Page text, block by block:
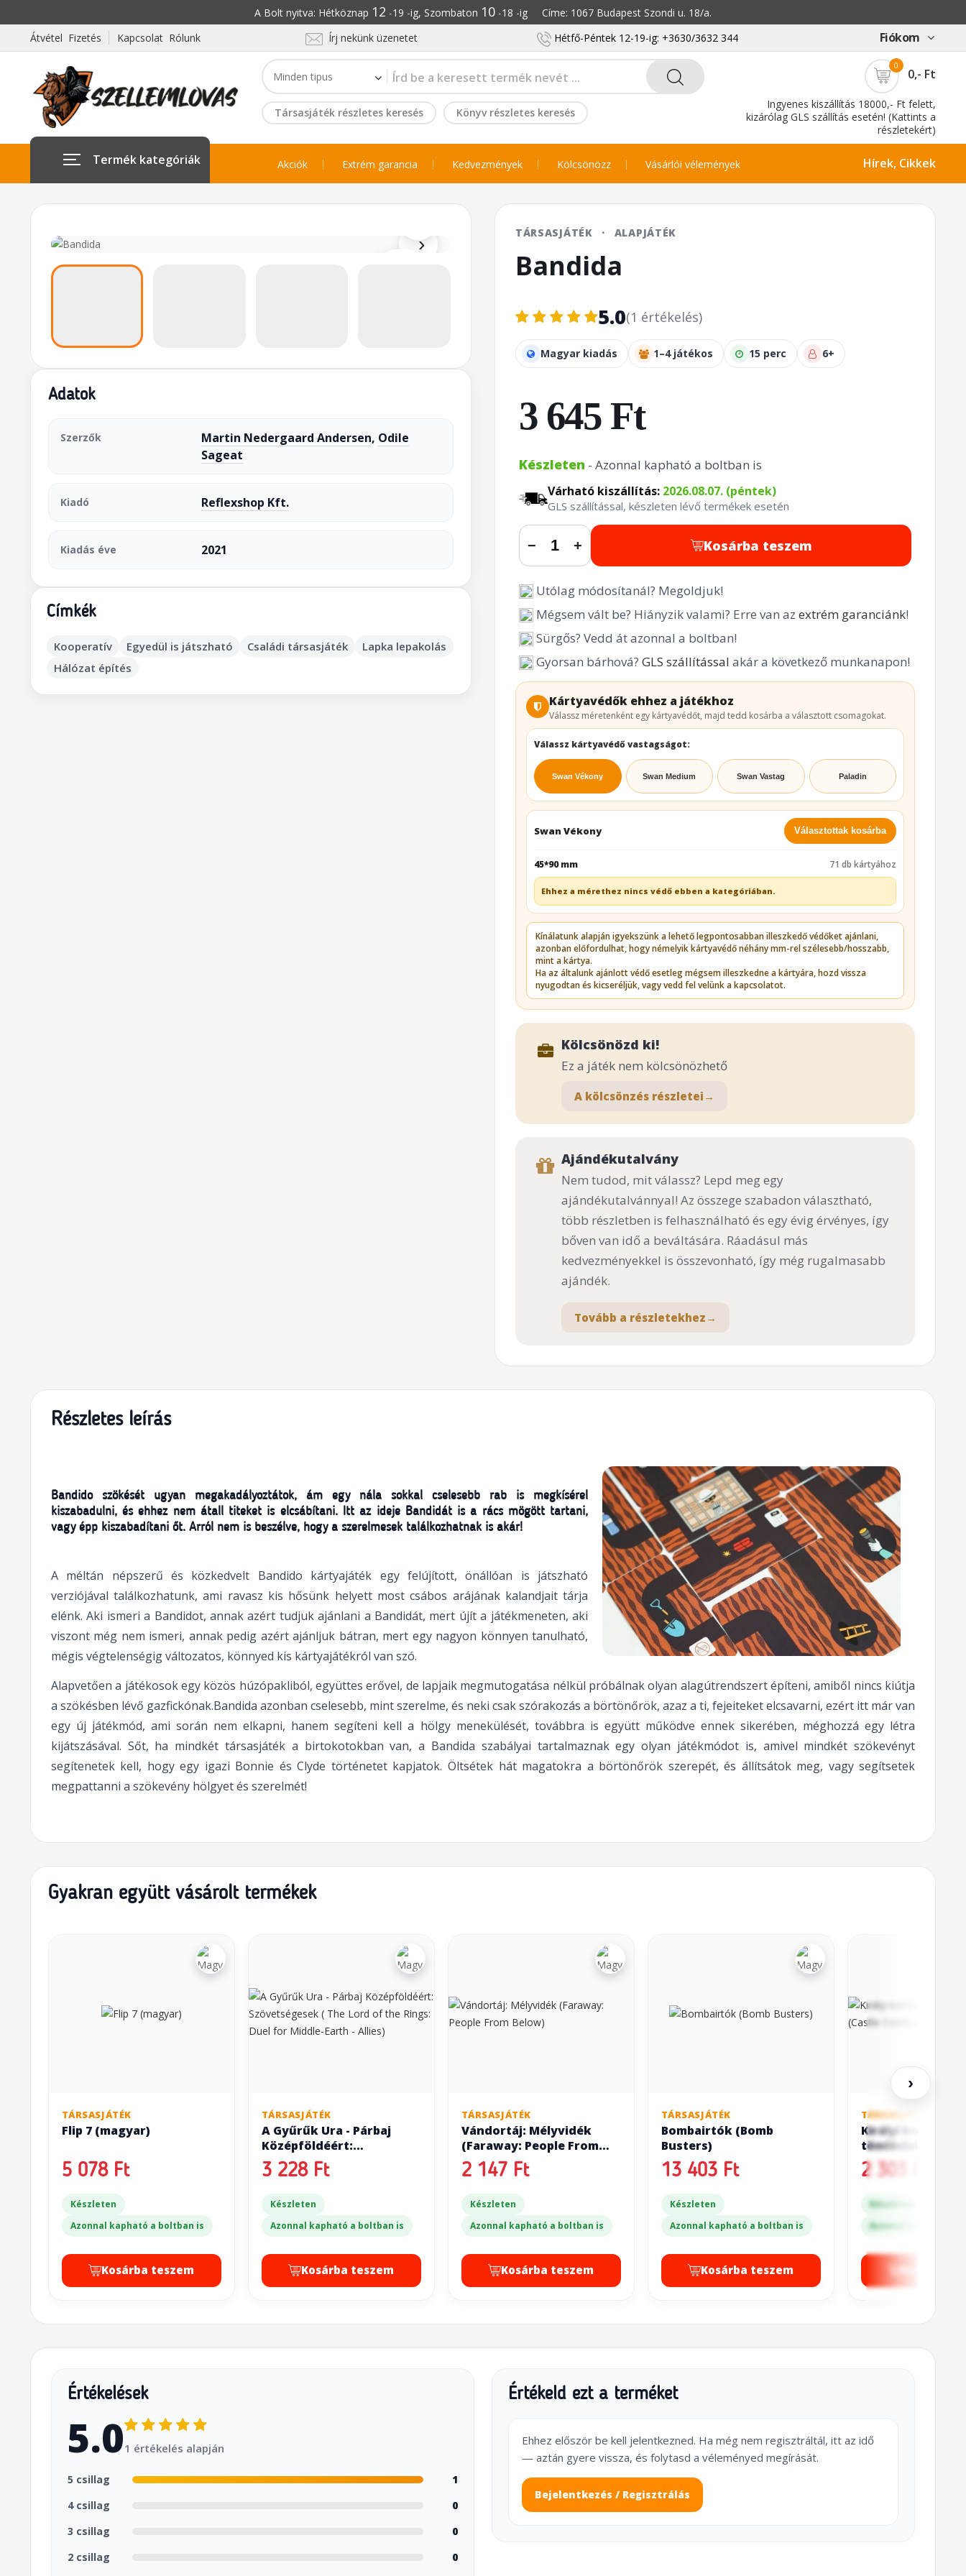
A Bolt nyitva: Hétköznap 12 -19 -ig, Szombaton 10-18 -ig Címe: 1067 Budapest Szondi u. 18/a.
Átvétel Fizetés
Kapcsolat Rólunk Írj nekünk üzenetet Hétfő-Péntek 12-19-ig: +3630/3632 344 Fiókom
Társasjáték részletes keresés Könyv részletes keresés
0
0,- Ft
Ingyenes kiszállítás 18000,- Ft felett,
kizárólag GLS szállítás esetén! (Kattints a
részletekért)
Termék kategóriák Akciók Extrém garancia Kedvezmények Kölcsönözz Vásárlói vélemények Hírek, Cikkek
›
Adatok
Szerzők Martin Nedergaard Andersen, Odile
Sageat
Kiadó Reflexshop Kft.
Kiadás éve 2021
Címkék
Kooperatív Egyedül is játszható Családi társasjáték
Lapka lepakolás
Hálózat építés
TÁRSASJÁTÉK · ALAPJÁTÉK
Bandida
5.0(1 értékelés)
Magyar kiadás 1–4 játékos 15 perc 6+
3 645 Ft
Készleten - Azonnal kapható a boltban is
Várható kiszállítás: 2026.08.07. (péntek)
GLS szállítással, készleten lévő termékek esetén
− + Kosárba teszem
Utólag módosítanál? Megoldjuk!
Mégsem vált be? Hiányzik valami? Erre van az extrém garanciánk!
Sürgős? Vedd át azonnal a boltban!
Gyorsan bárhová? GLS szállítással akár a következő munkanapon!
Kártyavédők ehhez a játékhoz
Válassz méretenként egy kártyavédőt, majd tedd kosárba a választott csomagokat.
Válassz kártyavédő vastagságot:
Swan Vékony Swan Medium Swan Vastag Paladin
Swan Vékony Választottak kosárba
45*90 mm 71 db kártyához
Ehhez a mérethez nincs védő ebben a kategóriában.
Kínálatunk alapján igyekszünk a lehető legpontosabban illeszkedő védőket ajánlani,
azonban előfordulhat, hogy némelyik kártyavédő néhány mm-rel szélesebb/hosszabb,
mint a kártya.
Ha az általunk ajánlott védő esetleg mégsem illeszkedne a kártyára, hozd vissza
nyugodtan és kicseréljük, vagy vedd fel velünk a kapcsolatot.
Kölcsönözd ki!
Ez a játék nem kölcsönözhető
A kölcsönzés részletei →
Ajándékutalvány
Nem tudod, mit válassz? Lepd meg egy
ajándékutalvánnyal! Az összege szabadon választható,
több részletben is felhasználható és egy évig érvényes, így
bőven van idő a beváltására. Ráadásul más
kedvezményekkel is összevonható, így még rugalmasabb
ajándék.
Tovább a részletekhez →
Részletes leírás
Bandido szökését ugyan megakadályoztátok, ám egy nála sokkal cselesebb rab is megkísérel
kiszabadulni, és ehhez nem átall titeket is elcsábítani. Itt az ideje Bandidát is a rács mögött tartani,
vagy épp kiszabadítani őt. Arról nem is beszélve, hogy a szerelmesek találkozhatnak is akár!
A méltán népszerű és közkedvelt Bandido kártyajáték egy felújított, önállóan is játszható
verziójával találkozhatunk, ami ravasz kis hősünk helyett most csábos arájának kalandjait tárja
elénk. Aki ismeri a Bandidot, annak azért tudjuk ajánlani a Bandidát, mert újít a játékmeneten, aki
viszont még nem ismeri, annak pedig azért ajánljuk bátran, mert egy nagyon könnyen tanulható,
mégis végtelenségig változatos, könnyed kis kártyajátékról van szó.
Alapvetően a játékosok egy közös húzópakliból, együttes erővel, de lapjaik megmutogatása nélkül próbálnak olyan alagútrendszert építeni, amiből nincs kiútja
a szökésben lévő gazfickónak.Bandida azonban cselesebb, mint szerelme, és neki csak szórakozás a börtönőrök, azaz a ti, fejeiteket elcsavarni, ezért itt már van
egy új játékmód, ami során nem elkapni, hanem segíteni kell a hölgy menekülését, továbbra is együtt működve ennek sikerében, méghozzá egy létra
kijátszásával. Sőt, ha mindkét társasjáték a birtokotokban van, a Bandida szabályai tartalmaznak egy olyan játékmódot is, amivel mindkét szökevényt
segítenetek kell, hogy egy igazi Bonnie és Clyde történetet kapjatok. Öltsétek hát magatokra a börtönőrök szerepét, és állítsátok meg, vagy segítsetek
megpattanni a szökevény hölgyet és szerelmét!
Gyakran együtt vásárolt termékek
TÁRSASJÁTÉK
Flip 7 (magyar)
5 078 Ft
Készleten
Azonnal kapható a boltban is
Kosárba teszem
TÁRSASJÁTÉK
A Gyűrűk Ura - Párbaj
Középföldéért:
Szövetségesek ( The Lord
of the Rings: Duel for
3 228 Ft
Készleten
Azonnal kapható a boltban is
Kosárba teszem
TÁRSASJÁTÉK
Vándortáj: Mélyvidék
(Faraway: People From
Below)
2 147 Ft
Készleten
Azonnal kapható a boltban is
Kosárba teszem
TÁRSASJÁTÉK
Bombairtók (Bomb
Busters)
13 403 Ft
Készleten
Azonnal kapható a boltban is
Kosárba teszem
TÁRSASJÁTÉK
Királyi kombó:
tömlöclakók
Combo: Out of
Oubliette!)
2 303 Ft
Készleten
Azonnal kapható a
›
Értékelések
5.01 értékelés alapján
5 csillag
1
4 csillag
0
3 csillag
0
2 csillag
0
Értékeld ezt a terméket
Ehhez először be kell jelentkezned. Ha még nem regisztráltál, itt az idő
— aztán gyere vissza, és folytasd a véleményed megírását.
Bejelentkezés / Regisztrálás